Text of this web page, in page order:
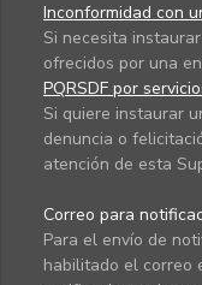
Inconformidad con
Si necesita
ofrecidos por una
PQRSDF por
Si quiere instaurar
denuncia o
atención de esta
Correo para
Para el envío de
habilitado el correo